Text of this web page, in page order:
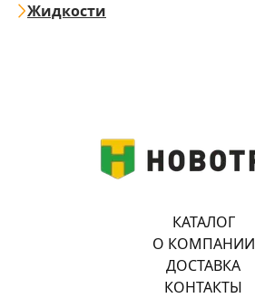
Жидкости
КАТАЛОГ
О КОМПАНИИ
ДОСТАВКА
КОНТАКТЫ